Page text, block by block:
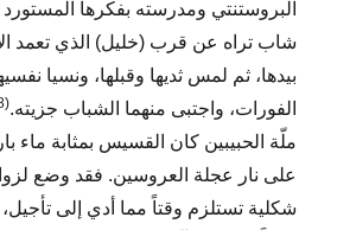
البروستنتي ومدرسته بفكرها
شاب تراه عن قرب (خليل) الذي تعمد
بيدها، ثم لمس ثديها وقبلها، ونسيا
الفورات، واجتبى منهما الشباب جزيته.(8)
ملّة الحبيبين كان القسيس بمثابة ماء
على نار عجلة العروسين. فقد وضع
شكلية تستلزم وقتاً مما أدي إلى